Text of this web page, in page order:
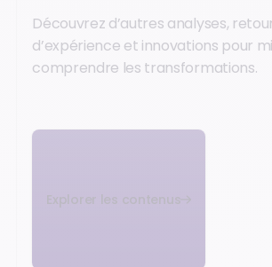
Découvrez d’autres analyses,
d’expérience et innovations pour
comprendre les transformations.
Explorer les contenus